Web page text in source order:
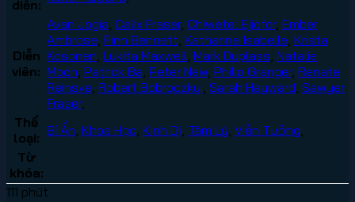
diễn:
Diễn
viên:
Avan Jogia Calix Fraser, Chiwetel Ejiofor, Ember
Ambrose Finn Bennett Katharine Isabelle Krista
Kosonen Lukita Maxwell Mark Duplass Natalie
Moon Patrick Ba Peter New Philip Granger, Renate
Reinsve Robert Bobroczkyi Sarah Hayward Sawyer
Fraser,
Thể
loại: Bí Ẩn Khoa Học Kinh Dị Tâm Lý Viễn Tưởng
Từ
khóa:
111 phút